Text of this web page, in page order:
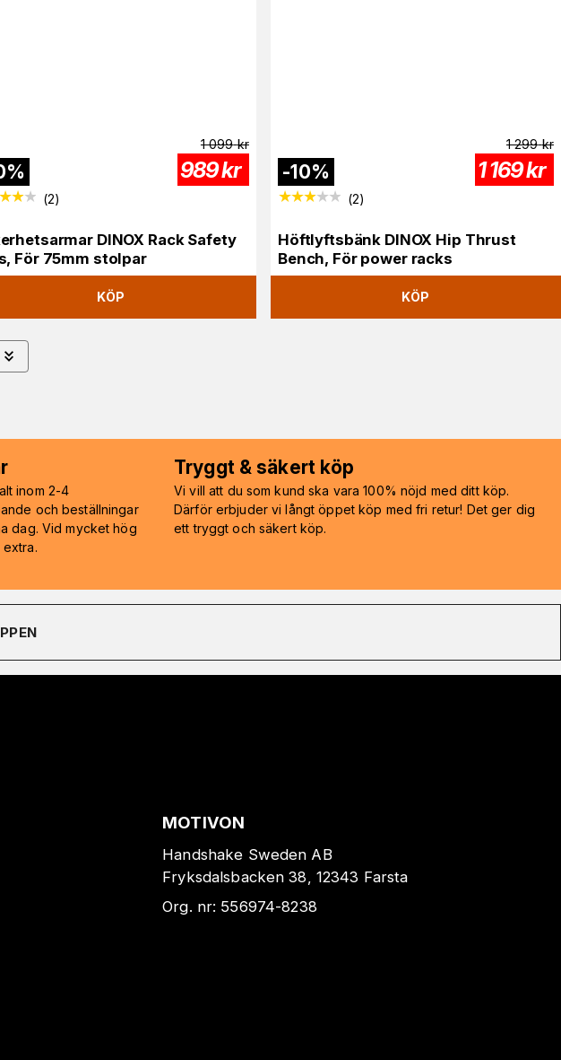
%
1 099 kr
989kr
(2)
DINOX Rack Safety
För 75mm stolpar
KÖP
-10%
1 299 kr
1 169kr
(2)
Höftlyftsbänk DINOX Hip Thrust
Bench, För power racks
KÖP
inom 2-4
och beställningar
dag. Vid mycket hög
Tryggt & säkert köp
Vi vill att du som kund ska vara 100% nöjd med ditt köp.
Därför erbjuder vi långt öppet köp med fri retur! Det ger dig
ett tryggt och säkert köp.
MOTIVON
Handshake Sweden AB
Fryksdalsbacken 38, 12343 Farsta
Org. nr: 556974-8238